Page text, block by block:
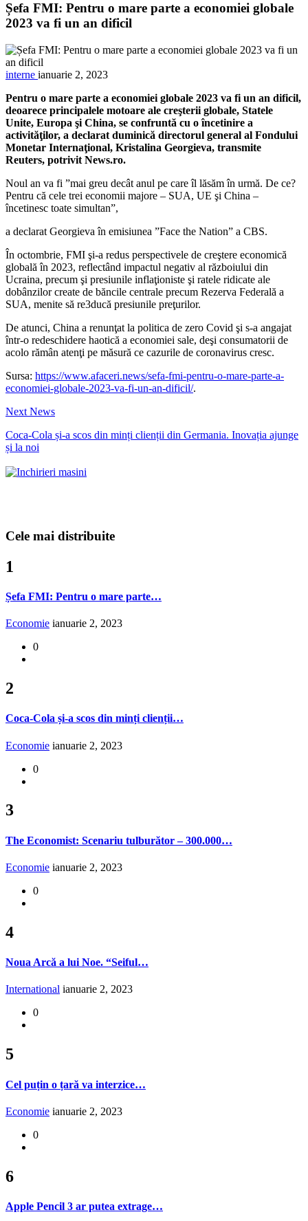
Șefa FMI: Pentru o mare parte a economiei globale
2023 va fi un an dificil
interne ianuarie 2, 2023
Pentru o mare parte a economiei globale 2023 va fi un an dificil,
deoarece principalele motoare ale creşterii globale, Statele
Unite, Europa şi China, se confruntă cu o încetinire a
activităţilor, a declarat duminică directorul general al Fondului
Monetar Internaţional, Kristalina Georgieva, transmite
Reuters, potrivit News.ro.
Noul an va fi ”mai greu decât anul pe care îl lăsăm în urmă. De ce?
Pentru că cele trei economii majore – SUA, UE şi China –
încetinesc toate simultan”,
a declarat Georgieva în emisiunea ”Face the Nation” a CBS.
În octombrie, FMI şi-a redus perspectivele de creştere economică
globală în 2023, reflectând impactul negativ al războiului din
Ucraina, precum şi presiunile inflaţioniste şi ratele ridicate ale
dobânzilor create de băncile centrale precum Rezerva Federală a
SUA, menite să re3ducă presiunile preţurilor.
De atunci, China a renunţat la politica de zero Covid şi s-a angajat
într-o redeschidere haotică a economiei sale, deşi consumatorii de
acolo rămân atenţi pe măsură ce cazurile de coronavirus cresc.
Sursa: https://www.afaceri.news/sefa-fmi-pentru-o-mare-parte-a-
economiei-globale-2023-va-fi-un-an-dificil/.
Next News
Coca-Cola și-a scos din minți clienții din Germania. Inovația ajunge
și la noi
Cele mai distribuite
1
Șefa FMI: Pentru o mare parte…
Economie ianuarie 2, 2023
0
2
Coca-Cola și-a scos din minți clienții…
Economie ianuarie 2, 2023
0
3
The Economist: Scenariu tulburător – 300.000…
Economie ianuarie 2, 2023
0
4
Noua Arcă a lui Noe. “Seiful…
International ianuarie 2, 2023
0
5
Cel puțin o țară va interzice…
Economie ianuarie 2, 2023
0
6
Apple Pencil 3 ar putea extrage…